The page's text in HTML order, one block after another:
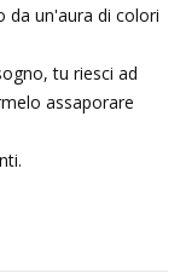
da un'aura di colori
tu riesci ad
assaporare